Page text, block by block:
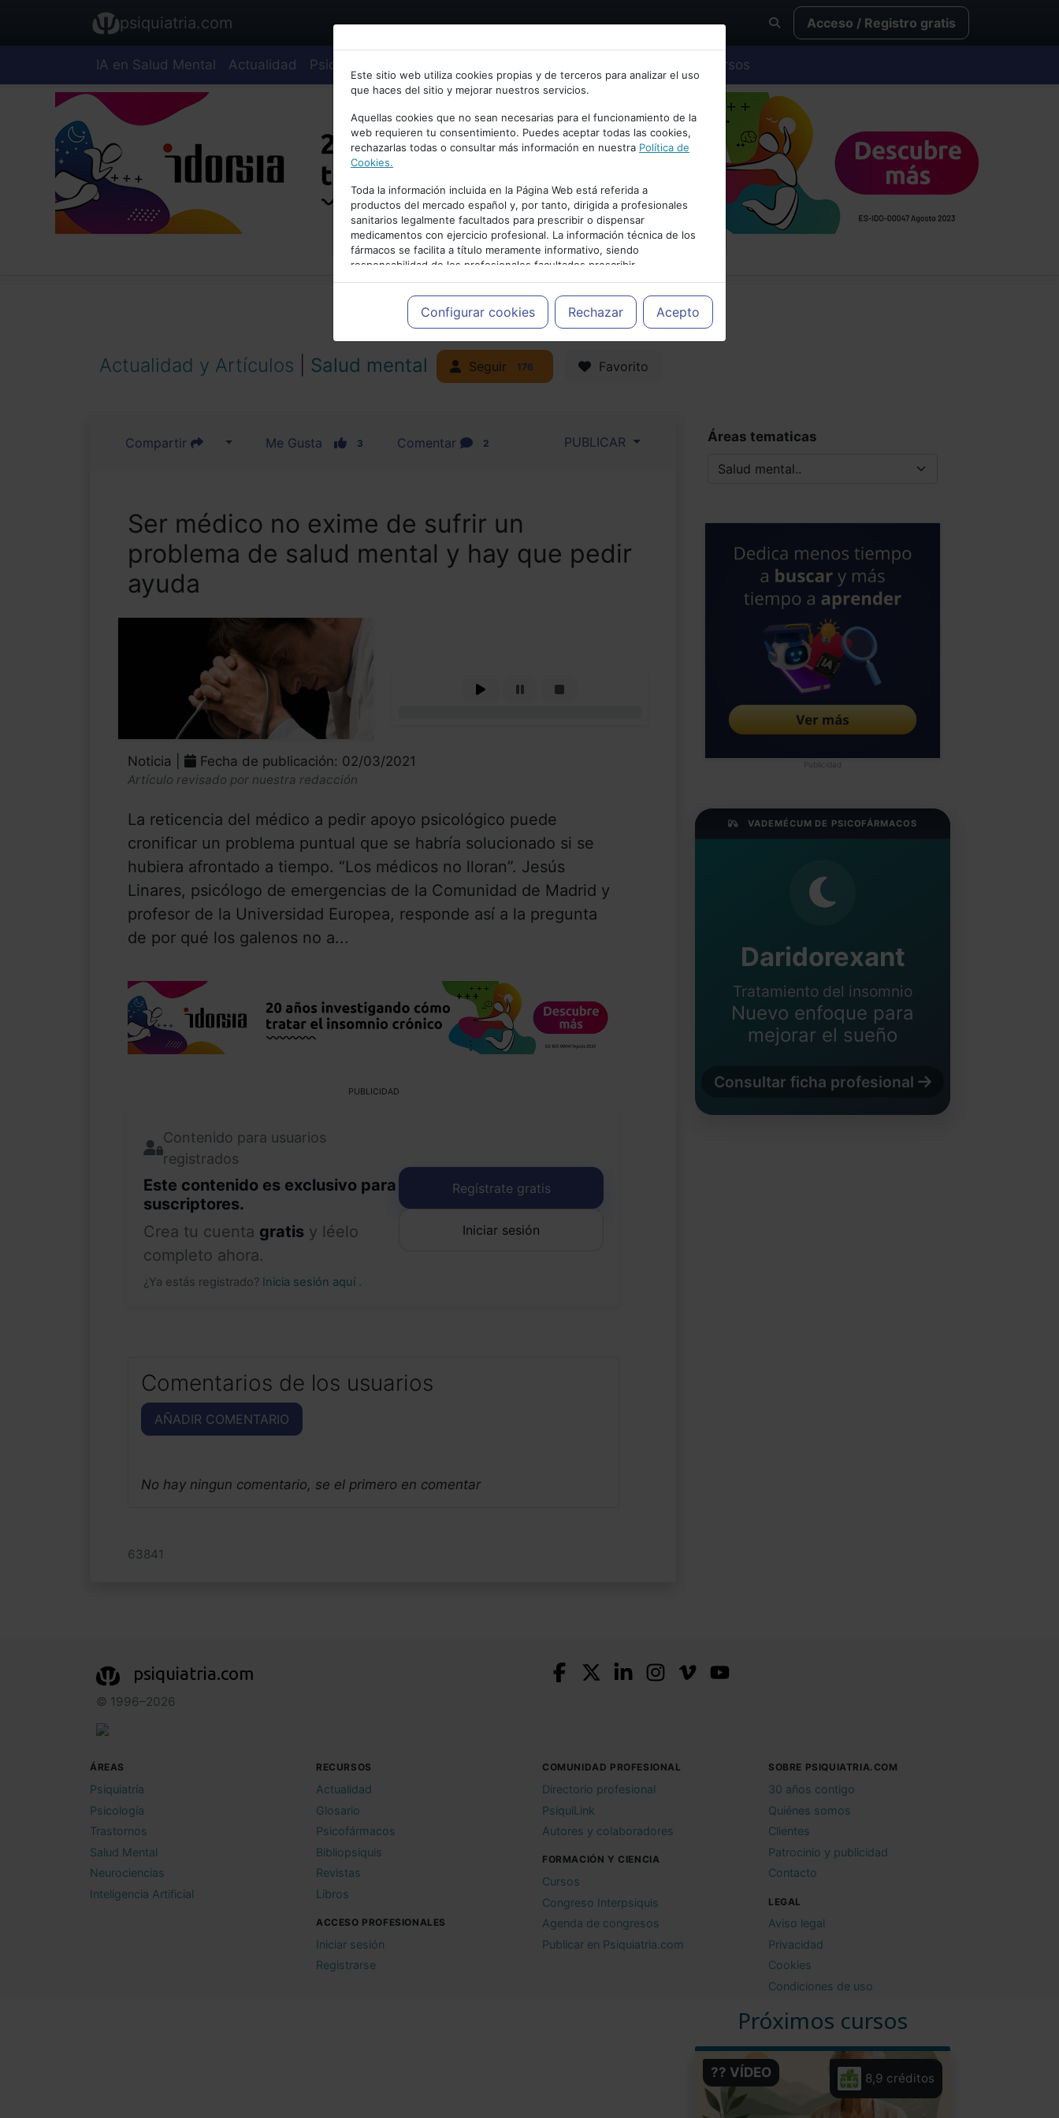
Bienvenid@ a psiquiatria.com
Escribe tu Email
Accede o regístrate con tu email.
Cancelar
psiquiatria.com Acceso / Registro gratis
IA en Salud Mental Actualidad Psiquiatría Cursos
Este sitio web utiliza cookies propias y de terceros para analizar el uso
que haces del sitio y mejorar nuestros servicios.
Aquellas cookies que no sean necesarias para el funcionamiento de la
web requieren tu consentimiento. Puedes aceptar todas las cookies,
rechazarlas todas o consultar más información en nuestra Política de
Cookies.
Toda la información incluida en la Página Web está referida a
productos del mercado español y, por tanto, dirigida a profesionales
sanitarios legalmente facultados para prescribir o dispensar
medicamentos con ejercicio profesional. La información técnica de los
fármacos se facilita a título meramente informativo, siendo
responsabilidad de los profesionales facultados prescribir
medicamentos y decidir, en cada caso concreto, el tratamiento más
adecuado a las necesidades del paciente.
Configurar cookies Rechazar Acepto
PUBLICIDAD
Actualidad y Artículos Salud mental Seguir 176 Favorito
Compartir Me Gusta 3 Comentar 2 PUBLICAR
Ser médico no exime de sufrir un
problema de salud mental y hay que pedir
ayuda
Noticia | Fecha de publicación: 02/03/2021
Artículo revisado por nuestra redacción
La reticencia del médico a pedir apoyo psicológico puede
cronificar un problema puntual que se habría solucionado si se
hubiera afrontado a tiempo. “Los médicos no lloran”. Jesús
Linares, psicólogo de emergencias de la Comunidad de Madrid y
profesor de la Universidad Europea, responde así a la pregunta
de por qué los galenos no a...
PUBLICIDAD
Contenido para usuarios
registrados
Este contenido es exclusivo para
suscriptores.
Crea tu cuenta gratis y léelo
completo ahora.
¿Ya estás registrado? Inicia sesión aquí .
Regístrate gratis
Iniciar sesión
Comentarios de los usuarios
AÑADIR COMENTARIO
No hay ningun comentario, se el primero en comentar
63841
Áreas tematicas
Publicidad
VADEMÉCUM DE PSICOFÁRMACOS
Daridorexant
Tratamiento del insomnio
Nuevo enfoque para
mejorar el sueño
Consultar ficha profesional
Próximos cursos
8,9 créditos
?? VÍDEO
psiquiatria.com
© 1996–2026
ÁREAS
Psiquiatría
Psicología
Trastornos
Salud Mental
Neurociencias
Inteligencia Artificial
RECURSOS
Actualidad
Glosario
Psicofármacos
Bibliopsiquis
Revistas
Libros
ACCESO PROFESIONALES
Iniciar sesión
Registrarse
COMUNIDAD PROFESIONAL
Directorio profesional
PsiquiLink
Autores y colaboradores
FORMACIÓN Y CIENCIA
Cursos
Congreso Interpsiquis
Agenda de congresos
Publicar en Psiquiatria.com
SOBRE PSIQUIATRIA.COM
30 años contigo
Quiénes somos
Clientes
Patrocinio y publicidad
Contacto
LEGAL
Aviso legal
Privacidad
Cookies
Condiciones de uso